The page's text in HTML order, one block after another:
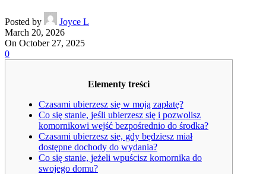
Posted by
Joyce L
March 20, 2026
On October 27, 2025
0
Elementy treści
Czasami ubierzesz się w moją zapłatę?
Co się stanie, jeśli ubierzesz się i pozwolisz
komornikowi wejść bezpośrednio do środka?
Czasami ubierzesz się, gdy będziesz miał
dostępne dochody do wydania?
Co się stanie, jeżeli wpuścisz komornika do
swojego domu?